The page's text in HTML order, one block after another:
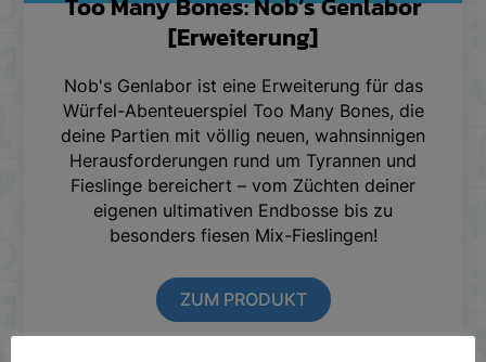
Too Many Bones: Nob’s Genlabor
[Erweiterung]
Nob's Genlabor ist eine Erweiterung für das
Würfel-Abenteuerspiel Too Many Bones, die
deine Partien mit völlig neuen, wahnsinnigen
Herausforderungen rund um Tyrannen und
Fieslinge bereichert – vom Züchten deiner
eigenen ultimativen Endbosse bis zu
besonders fiesen Mix-Fieslingen!
ZUM PRODUKT